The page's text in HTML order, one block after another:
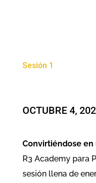
Sesión 1
OCTUBRE 4,
Convirtiéndose en
R3 Academy para
sesión llena de